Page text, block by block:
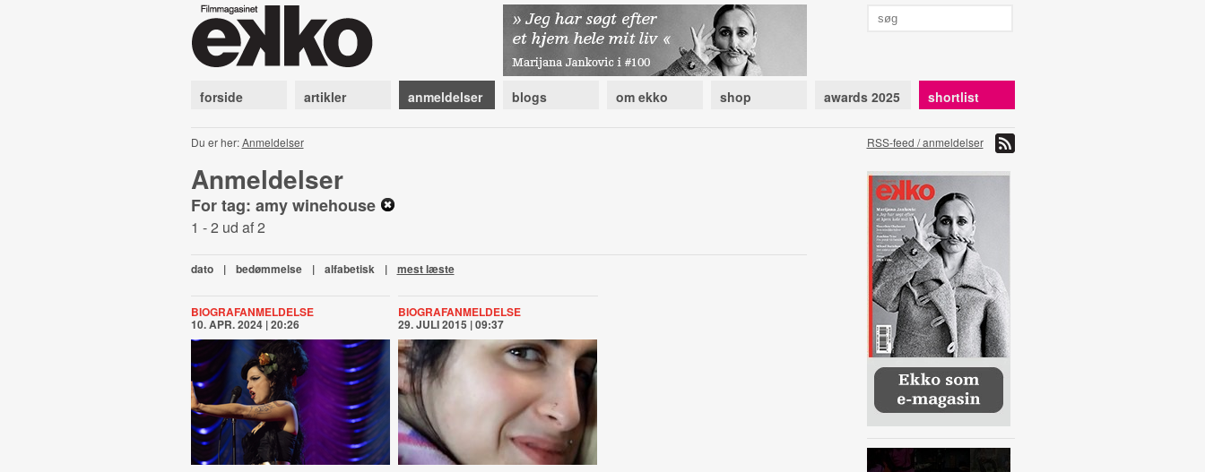
forside artikler anmeldelser blogs om ekko shop awards 2025 shortlist
Du er her:Anmeldelser RSS-feed / anmeldelser
Anmeldelser
For tag: amy winehouse
1 - 2 ud af 2
dato | bedømmelse | alfabetisk | mest læste
BIOGRAFANMELDELSE
10. APR. 2024 | 20:26
BIOGRAFANMELDELSE
29. JULI 2015 | 09:37